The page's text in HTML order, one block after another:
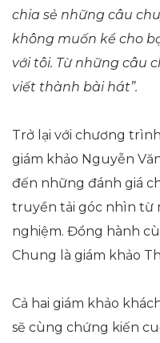
chia sẻ những câu
không muốn kể cho
với tôi. Từ những câu
viết thành bài hát”.
Trở lại với chương
giám khảo Nguyễn
đến những đánh giá
truyền tải góc nhìn từ
nghiệm. Đồng hành
Chung là giám khảo
Cả hai giám khảo
sẽ cùng chứng kiến